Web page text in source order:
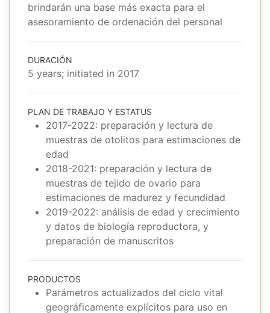
brindarán una base más exacta para el
asesoramiento de ordenación del personal
DURACIÓN
5 years; initiated in 2017
PLAN DE TRABAJO Y ESTATUS
2017-2022: preparación y lectura de
muestras de otolitos para estimaciones de
edad
2018-2021: preparación y lectura de
muestras de tejido de ovario para
estimaciones de madurez y fecundidad
2019-2022: análisis de edad y crecimiento
y datos de biología reproductora, y
preparación de manuscritos
PRODUCTOS
Parámetros actualizados del ciclo vital
geográficamente explícitos para uso en